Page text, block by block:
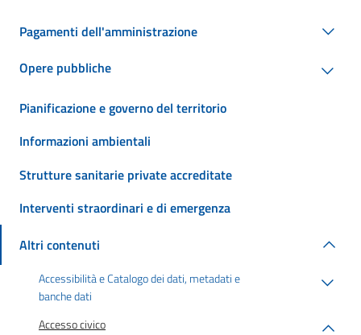
Pagamenti dell'amministrazione
Opere pubbliche
Pianificazione e governo del territorio
Informazioni ambientali
Strutture sanitarie private accreditate
Interventi straordinari e di emergenza
Altri contenuti
Accessibilità e Catalogo dei dati, metadati e
banche dati
Accesso civico